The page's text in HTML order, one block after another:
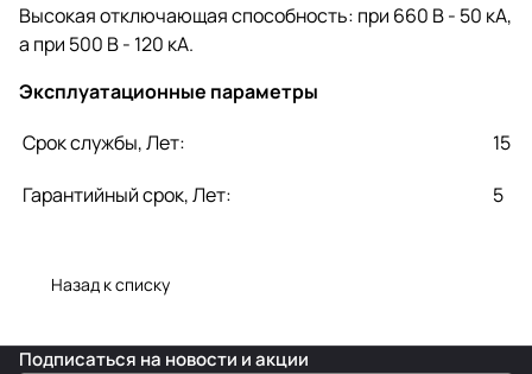
Высокая отключающая способность: при 660 В - 50 кА,
а при 500 В - 120 кА.
Эксплуатационные параметры
Срок службы, Лет:
15
Гарантийный срок, Лет:
5
Назад к списку
Подписаться на новости и акции